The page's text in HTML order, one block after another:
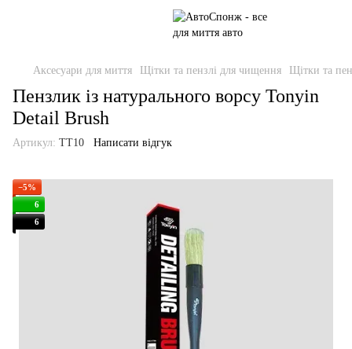
Аксесуари для миття Щітки та пензлі для чищення Щітки та
Пензлик із натурального ворсу Tonyin
Detail Brush
Артикул: TT10 Написати відгук
−5%
6
6